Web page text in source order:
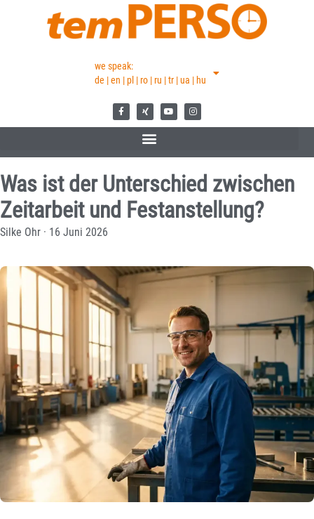
we speak:
de | en | pl | ro | ru | tr | ua | hu
Was ist der Unterschied zwischen
Zeitarbeit und Festanstellung?
Silke Ohr · 16 Juni 2026